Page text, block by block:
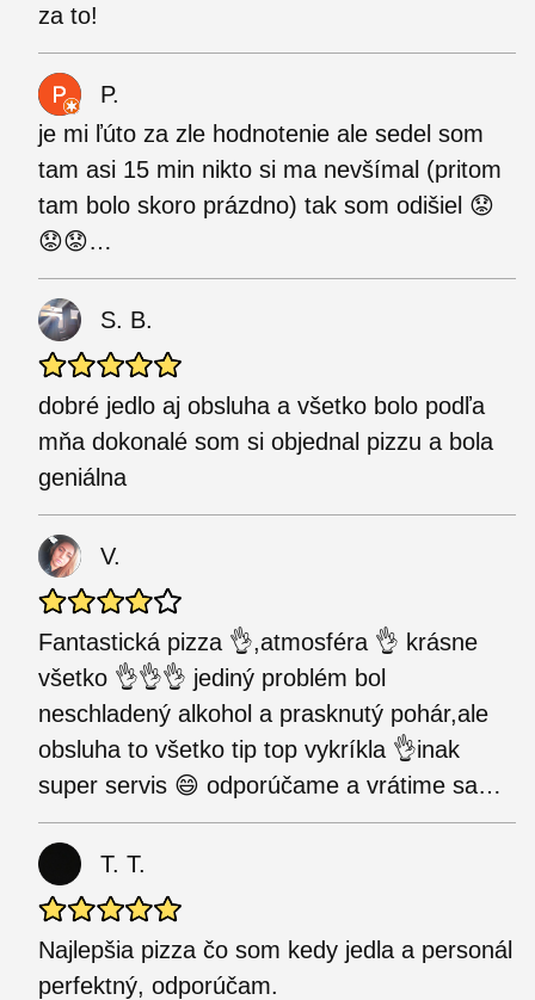
za to!
P.
je mi ľúto za zle hodnotenie ale sedel som
tam asi 15 min nikto si ma nevšímal (pritom
tam bolo skoro prázdno) tak som odišiel 😟
😟😟…
S. B.
dobré jedlo aj obsluha a všetko bolo podľa
mňa dokonalé som si objednal pizzu a bola
geniálna
V.
Fantastická pizza 👌,atmosféra 👌 krásne
všetko 👌👌👌 jediný problém bol
neschladený alkohol a prasknutý pohár,ale
obsluha to všetko tip top vykríkla 👌inak
super servis 😄 odporúčame a vrátime sa…
T. T.
Najlepšia pizza čo som kedy jedla a personál
perfektný, odporúčam.